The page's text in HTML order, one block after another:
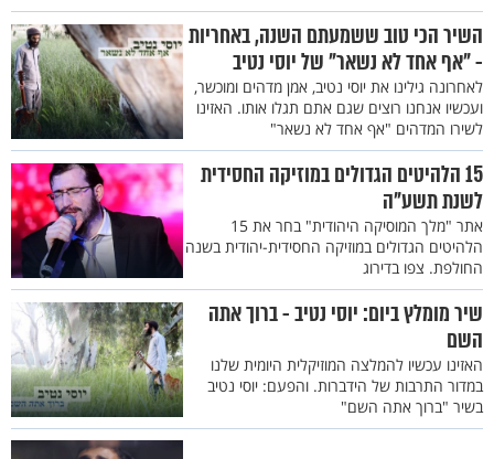
השיר הכי טוב ששמעתם השנה, באחריות
- "אף אחד לא נשאר" של יוסי נטיב
לאחרונה גילינו את יוסי נטיב, אמן מדהים ומוכשר,
ועכשיו אנחנו רוצים שגם אתם תגלו אותו. האזינו
לשירו המדהים "אף אחד לא נשאר"
15 הלהיטים הגדולים במוזיקה החסידית
לשנת תשע"ה
אתר "מלך המוסיקה היהודית" בחר את 15
הלהיטים הגדולים במוזיקה החסידית-יהודית בשנה
החולפת. צפו בדירוג
שיר מומלץ ביום: יוסי נטיב - ברוך אתה
השם
האזינו עכשיו להמלצה המוזיקלית היומית שלנו
במדור התרבות של הידברות. והפעם: יוסי נטיב
בשיר "ברוך אתה השם"